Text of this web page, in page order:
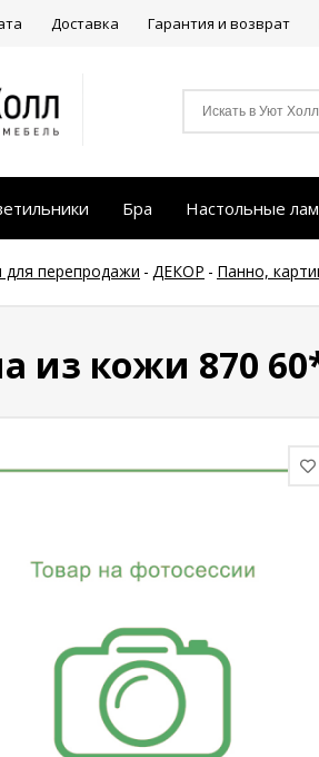
Доставка Гарантия и возврат
Бра Настольные
для перепродажи - ДЕКОР - Панно,
из кожи 870